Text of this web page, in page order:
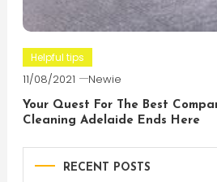
Helpful tips
11/08/2021 Newie
Your Quest For The Best
Cleaning Adelaide Ends Here
RECENT POSTS